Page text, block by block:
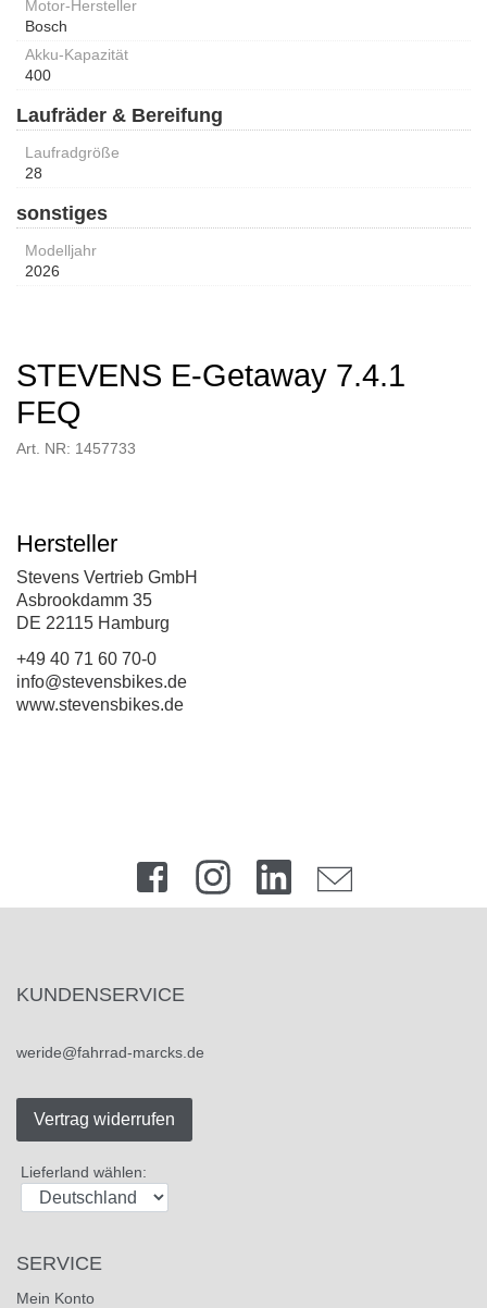
Motor-Hersteller
Bosch
Akku-Kapazität
400
Laufräder & Bereifung
Laufradgröße
28
sonstiges
Modelljahr
2026
STEVENS E-Getaway 7.4.1
FEQ
Art. NR: 1457733
Hersteller
Stevens Vertrieb GmbH
Asbrookdamm 35
DE 22115 Hamburg
+49 40 71 60 70-0
info@stevensbikes.de
www.stevensbikes.de
KUNDENSERVICE
weride@fahrrad-marcks.de
Vertrag widerrufen
Lieferland wählen:
SERVICE
Mein Konto